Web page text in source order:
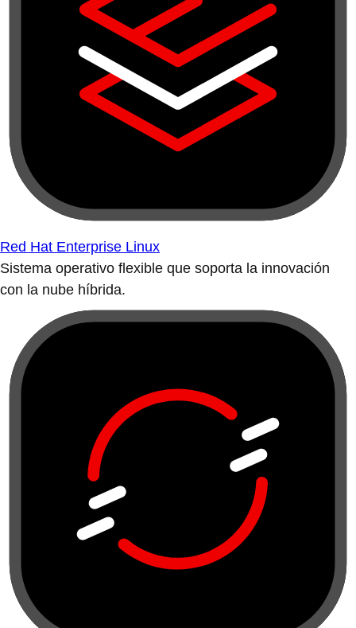
Red Hat Enterprise Linux
Sistema operativo flexible que soporta la innovación
con la nube híbrida.